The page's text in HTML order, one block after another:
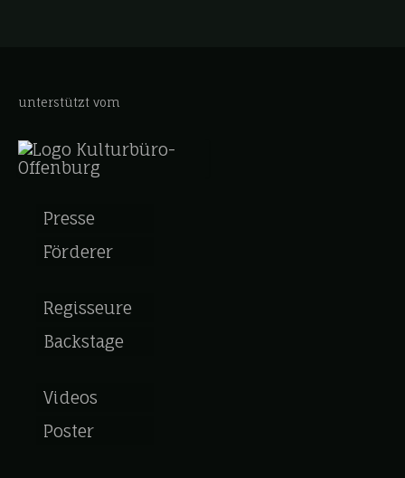
unterstützt vom
Presse
Förderer
Regisseure
Backstage
Videos
Poster